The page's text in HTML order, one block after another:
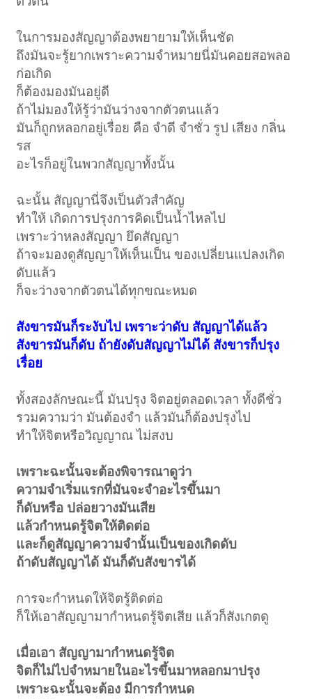
ในการมองสัญญาต้องพยายามให้เห็นชัด
ถึงมันจะรู้ยากเพราะความจำหมายนี่มันคอยสอพลอ
ก่อเกิด
ก็ต้องมองมันอยู่ดี
ถ้าไม่มองให้รู้ว่ามันว่างจากตัวตนแล้ว
มันก็ถูกหลอกอยู่เรื่อย คือ จำดี จำชั่ว รูป เสียง กลิ่น
รส
อะไรก็อยู่ในพวกสัญญาทั้งนั้น
ฉะนั้น สัญญานี่จึงเป็นตัวสำคัญ
ทำให้ เกิดการปรุงการคิดเป็นน้ำไหลไป
เพราะว่าหลงสัญญา ยึดสัญญา
ถ้าจะมองดูสัญญาให้เห็นเป็น ของเปลี่ยนแปลงเกิด
ดับแล้ว
ก็จะว่างจากตัวตนได้ทุกขณะหมด
สังขารมันก็ระงับไป เพราะว่าดับ สัญญาได้แล้ว
สังขารมันก็ดับ ถ้ายังดับสัญญาไม่ได้ สังขารก็ปรุง
เรื่อย
ทั้งสองลักษณะนี้ มันปรุง จิตอยู่ตลอดเวลา ทั้งดีชั่ว
รวมความว่า มันต้องจำ แล้วมันก็ต้องปรุงไป
ทำให้จิตหรือวิญญาณ ไม่สงบ
เพราะฉะนั้นจะต้องพิจารณาดูว่า
ความจำเริ่มแรกที่มันจะจำอะไรขึ้นมา
ก็ดับหรือ ปล่อยวางมันเสีย
แล้วกำหนดรู้จิตให้ติดต่อ
และก็ดูสัญญาความจำนั้นเป็นของเกิดดับ
ถ้าดับสัญญาได้ มันก็ดับสังขารได้
การจะกำหนดให้จิตรู้ติดต่อ
ก็ให้เอาสัญญามากำหนดรู้จิตเสีย แล้วก็สังเกตดู
เมื่อเอา สัญญามากำหนดรู้จิต
จิตก็ไม่ไปจำหมายในอะไรขึ้นมาหลอกมาปรุง
เพราะฉะนั้นจะต้อง มีการกำหนด